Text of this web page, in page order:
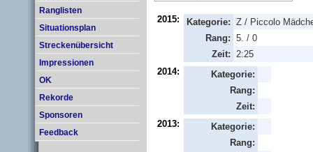
Ranglisten
Situationsplan
Streckenübersicht
Impressionen
OK
Rekorde
Sponsoren
Feedback
2015: Kategorie: Z / Piccolo
Rang: 5. / 0
Zeit:
2:25
2014:
Kategorie:
Rang:
Zeit:
2013:
Kategorie:
Rang: